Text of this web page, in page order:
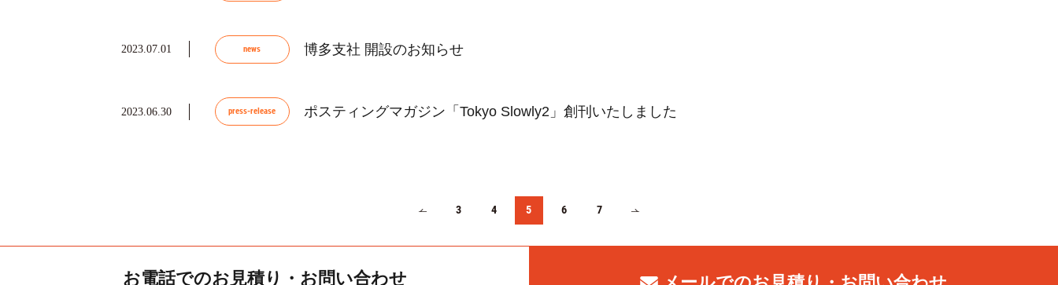
2023.07.01 news 博多支社 開設のお知らせ
2023.06.30 press-release ポスティングマガジン「Tokyo Slowly2」創刊いたしました
3 4 5 6 7
お電話でのお見積り・お問い合わせ